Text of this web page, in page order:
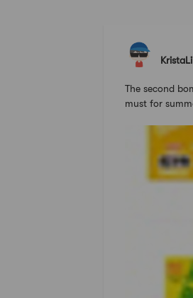
The second
must for